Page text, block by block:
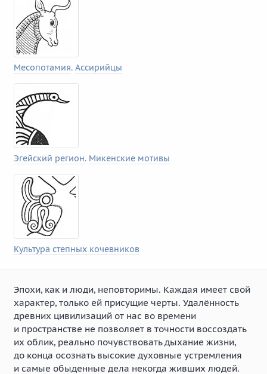
Месопотамия. Ассирийцы
Эгейский регион. Микенские мотивы
Культура степных кочевников
Эпохи, как и люди, неповторимы. Каждая имеет свой
характер, только ей присущие черты. Удалённость
древних цивилизаций от нас во времени
и пространстве не позволяет в точности воссоздать
их облик, реально почувствовать дыхание жизни,
до конца осознать высокие духовные устремления
и самые обыденные дела некогда живших людей.